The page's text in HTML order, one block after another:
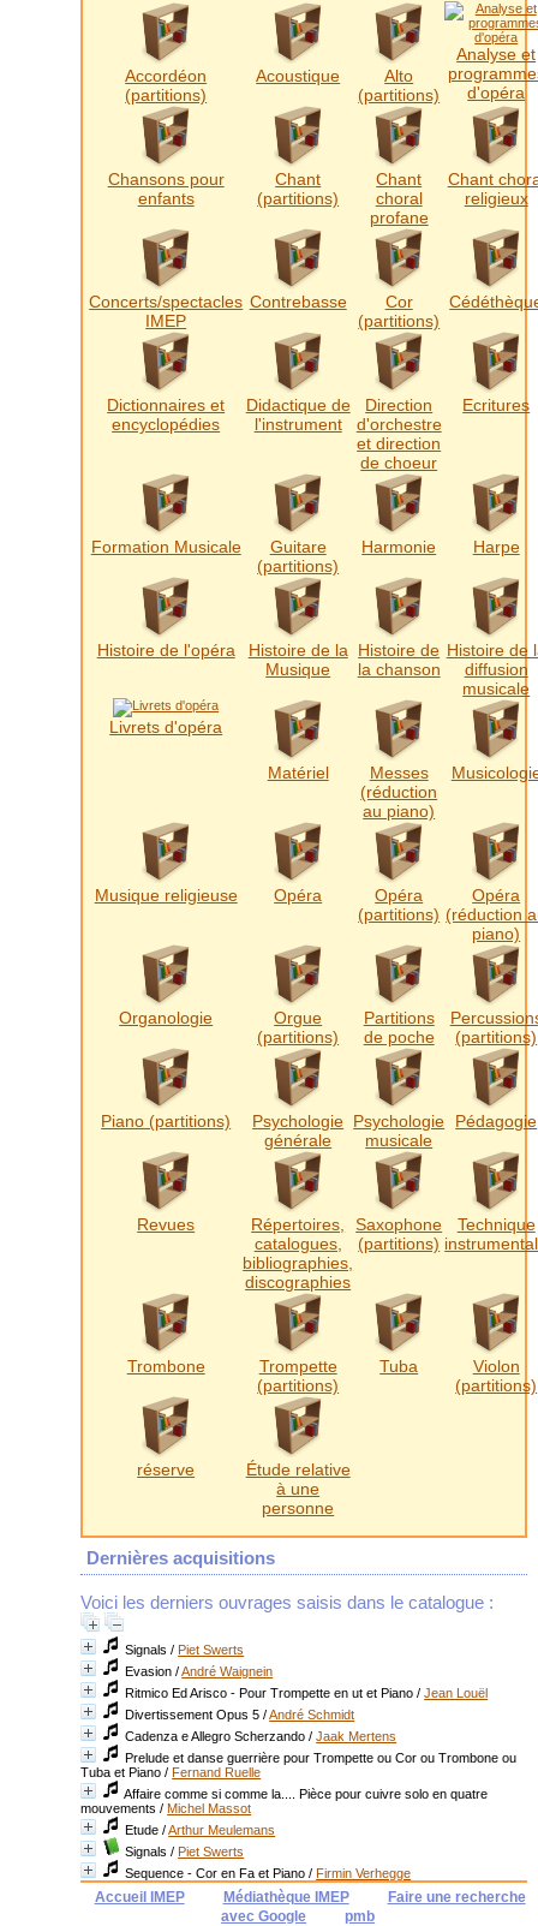
Accordéon
(partitions)
Acoustique
Alto
(partitions)
Analyse et
d'opéra
Chansons pour
enfants
Chant
(partitions)
Chant
choral
profane
Chant
religieux
Concerts/spectacles
IMEP
Contrebasse
Cor
(partitions)
Dictionnaires et
encyclopédies
Didactique de
l'instrument
Direction
d'orchestre
et direction
de choeur
Ecritures
Formation Musicale
Guitare
(partitions)
Harmonie Harpe
Histoire de l'opéra
Histoire de la
Musique
Histoire de
la chanson
Histoire de
diffusion
musicale
Livrets d'opéra
Matériel
Messes
(réduction
au piano)
Musique religieuse Opéra
Opéra
(partitions)
Opéra
(réduction
piano)
Organologie
Orgue
(partitions)
Partitions
de poche
(partitions)
Piano (partitions)
Psychologie
générale
Psychologie
musicale
Pédagogie
Revues
Répertoires,
catalogues,
bibliographies,
discographies
Saxophone
(partitions)
Technique
Trombone
Trompette
(partitions)
Tuba
Violon
(partitions)
réserve
Étude relative
à une
personne
Dernières acquisitions
Voici les derniers ouvrages saisis dans le catalogue :
Signals /Piet Swerts
Evasion /André Waignein
Ritmico Ed Arisco - Pour Trompette en ut et Piano /Jean Louël
Divertissement Opus 5 /André Schmidt
Cadenza e Allegro Scherzando /Jaak Mertens
Prelude et danse guerrière pour Trompette ou Cor ou Trombone ou
Tuba et Piano /Fernand Ruelle
Affaire comme si comme la.... Pièce pour cuivre solo en quatre
mouvements /Michel Massot
Etude /Arthur Meulemans
Signals /Piet Swerts
Sequence - Cor en Fa et Piano /Firmin Verhegge
Accueil IMEP Médiathèque IMEP
Faire une recherche
avec Google
pmb